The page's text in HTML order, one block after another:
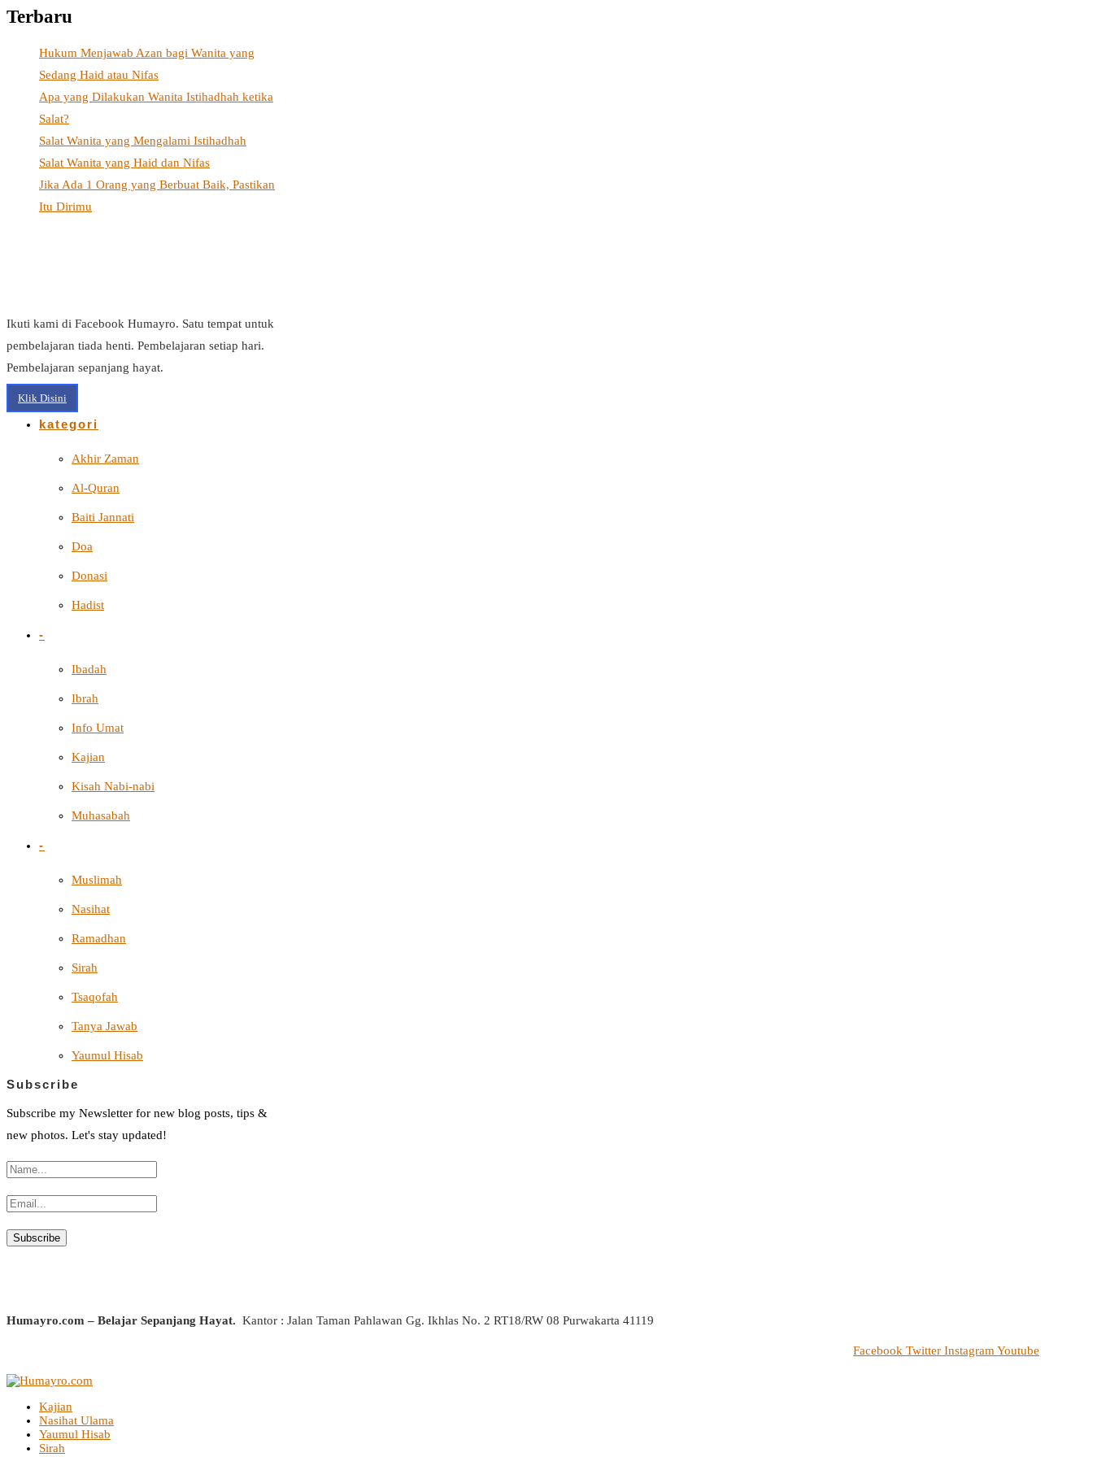
Terbaru
Hukum Menjawab Azan bagi Wanita yang
Sedang Haid atau Nifas
Apa yang Dilakukan Wanita Istihadhah ketika
Salat?
Salat Wanita yang Mengalami Istihadhah
Salat Wanita yang Haid dan Nifas
Jika Ada 1 Orang yang Berbuat Baik, Pastikan
Itu Dirimu
Ikuti kami di Facebook Humayro. Satu tempat untuk
pembelajaran tiada henti. Pembelajaran setiap hari.
Pembelajaran sepanjang hayat.
Klik Disini
kategori
Akhir Zaman
Al-Quran
Baiti Jannati
Doa
Donasi
Hadist
-
Ibadah
Ibrah
Info Umat
Kajian
Kisah Nabi-nabi
Muhasabah
-
Muslimah
Nasihat
Ramadhan
Sirah
Tsaqofah
Tanya Jawab
Yaumul Hisab
Subscribe
Subscribe my Newsletter for new blog posts, tips &
new photos. Let's stay updated!
Humayro.com – Belajar Sepanjang Hayat. Kantor : Jalan Taman Pahlawan Gg. Ikhlas No. 2 RT18/RW 08 Purwakarta 41119
Facebook Twitter InstagramYoutube
Kajian
Nasihat Ulama
Yaumul Hisab
Sirah